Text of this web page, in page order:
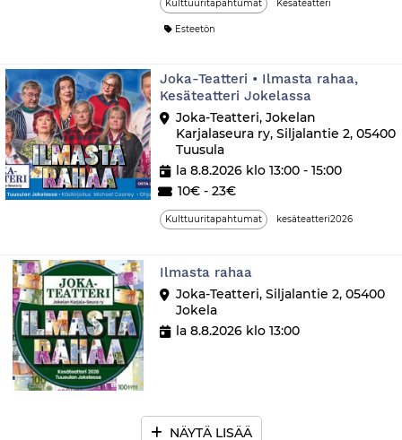
Kulttuuritapahtumat Kesäteatteri
Esteetön
Joka-Teatteri • Ilmasta rahaa,
Kesäteatteri Jokelassa
Joka-Teatteri, Jokelan
Karjalaseura ry, Siljalantie 2, 05400
Tuusula
la 8.8.2026 klo 13:00 - 15:00
10€ - 23€
Kulttuuritapahtumat kesäteatteri2026
Ilmasta rahaa
Joka-Teatteri, Siljalantie 2, 05400
Jokela
la 8.8.2026 klo 13:00
NÄYTÄ LISÄÄ